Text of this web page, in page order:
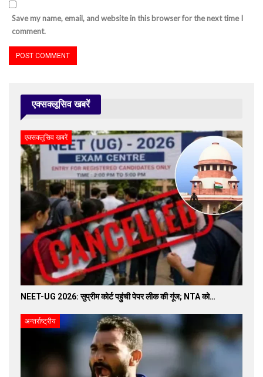
Save my name, email, and website in this browser for the next time I
comment.
एक्सक्लूसिव खबरें
एक्सक्लूसिव खबरें
NEET-UG 2026: सुप्रीम कोर्ट पहुंची पेपर लीक की गूंज; NTA को…
अन्तर्राष्ट्रीय